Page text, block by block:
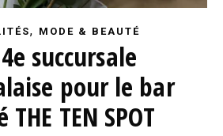
, MODE & BEAUTÉ
succursale
pour le bar
TEN SPOT